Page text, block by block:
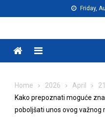
to
Friday,
Menu
Home 2026 April
21
Kako prepoznati moguće
poboljšati unos ovog važnog